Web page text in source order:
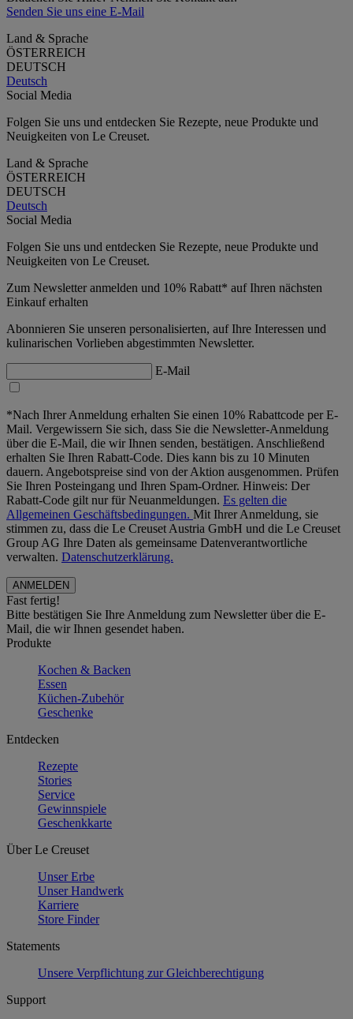
Senden Sie uns eine E-Mail
Land & Sprache
ÖSTERREICH
DEUTSCH
Deutsch
Social Media
Folgen Sie uns und entdecken Sie Rezepte, neue Produkte und
Neuigkeiten von Le Creuset.
Land & Sprache
ÖSTERREICH
DEUTSCH
Deutsch
Social Media
Folgen Sie uns und entdecken Sie Rezepte, neue Produkte und
Neuigkeiten von Le Creuset.
Zum Newsletter anmelden und 10% Rabatt* auf Ihren nächsten
Einkauf erhalten
Abonnieren Sie unseren personalisierten, auf Ihre Interessen und
kulinarischen Vorlieben abgestimmten Newsletter.
E-Mail
*Nach Ihrer Anmeldung erhalten Sie einen 10% Rabattcode per E-
Mail. Vergewissern Sie sich, dass Sie die Newsletter-Anmeldung
über die E-Mail, die wir Ihnen senden, bestätigen. Anschließend
erhalten Sie Ihren Rabatt-Code. Dies kann bis zu 10 Minuten
dauern. Angebotspreise sind von der Aktion ausgenommen. Prüfen
Sie Ihren Posteingang und Ihren Spam-Ordner. Hinweis: Der
Rabatt-Code gilt nur für Neuanmeldungen. Es gelten die
Allgemeinen Geschäftsbedingungen. Mit Ihrer Anmeldung, sie
stimmen zu, dass die Le Creuset Austria GmbH und die Le Creuset
Group AG Ihre Daten als gemeinsame Datenverantwortliche
verwalten. Datenschutzerklärung.
Fast fertig!
Bitte bestätigen Sie Ihre Anmeldung zum Newsletter über die E-
Mail, die wir Ihnen gesendet haben.
Produkte
Kochen & Backen
Essen
Küchen-Zubehör
Geschenke
Entdecken
Rezepte
Stories
Service
Gewinnspiele
Geschenkkarte
Über Le Creuset
Unser Erbe
Unser Handwerk
Karriere
Store Finder
Statements
Unsere Verpflichtung zur Gleichberechtigung
Support